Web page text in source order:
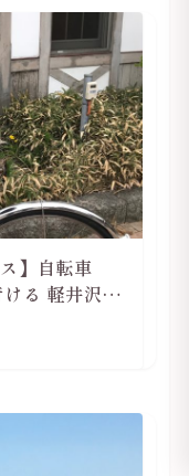
】自転車
ける 軽井沢旅